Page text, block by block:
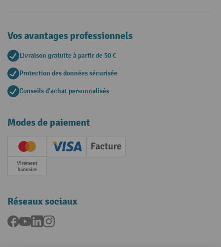
Vos avantages professionnels
Livraison gratuite à partir de 50 €
Protection des données sécurisée
Conseils d'achat personnalisés
Modes de paiement
Creditcard (Master)Creditcard (Visa)
Facture
Paiement anticipé
Réseaux sociaux
Facebook
YouTubeLinkedInInstagram